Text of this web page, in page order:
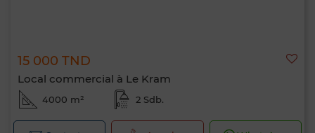
15 000 TND
Local commercial à Le Kram
4000 m² 2 Sdb.